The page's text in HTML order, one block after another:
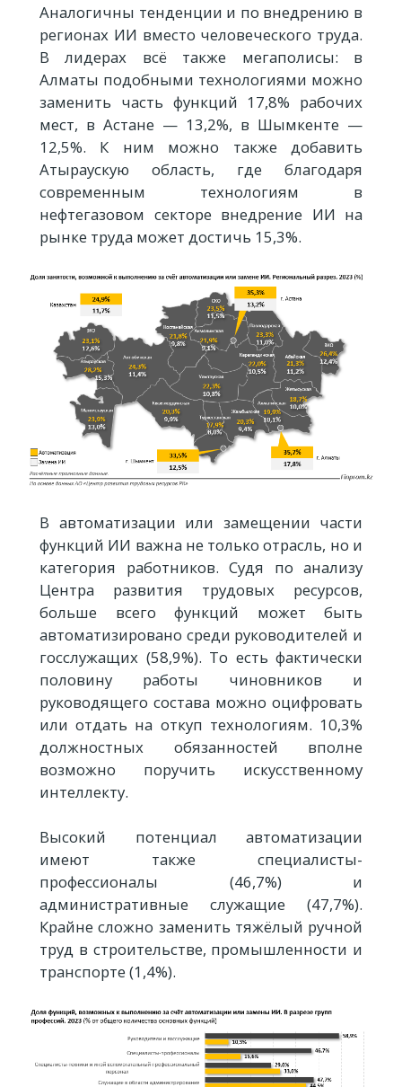
Аналогичны тенденции и по внедрению в
регионах ИИ вместо человеческого труда.
В лидерах всё также мегаполисы: в
Алматы подобными технологиями можно
заменить часть функций 17,8% рабочих
мест, в Астане — 13,2%, в Шымкенте —
12,5%. К ним можно также добавить
Атыраускую область, где благодаря
современным технологиям в
нефтегазовом секторе внедрение ИИ на
рынке труда может достичь 15,3%.
В автоматизации или замещении части
функций ИИ важна не только отрасль, но и
категория работников. Судя по анализу
Центра развития трудовых ресурсов,
больше всего функций может быть
автоматизировано среди руководителей и
госслужащих (58,9%). То есть фактически
половину работы чиновников и
руководящего состава можно оцифровать
или отдать на откуп технологиям. 10,3%
должностных обязанностей вполне
возможно поручить искусственному
интеллекту.
Высокий потенциал автоматизации
имеют также специалисты-
профессионалы (46,7%) и
административные служащие (47,7%).
Крайне сложно заменить тяжёлый ручной
труд в строительстве, промышленности и
транспорте (1,4%).